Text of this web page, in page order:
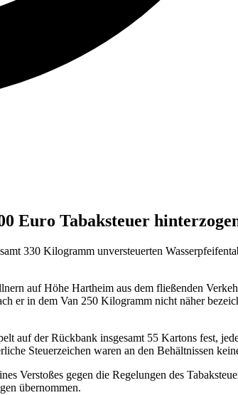
Euro Tabaksteuer
330 Kilogramm unversteuerten
auf Höhe Hartheim aus dem fließenden
er in dem Van 250 Kilogramm nicht näher
auf der Rückbank insgesamt 55 Kartons fest,
Steuerzeichen waren an den Behältnissen
Verstoßes gegen die Regelungen des
übernommen.